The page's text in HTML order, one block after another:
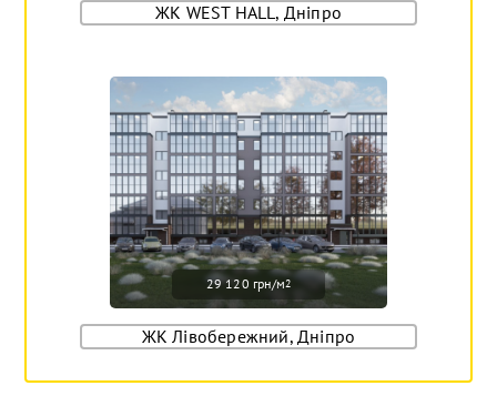
ЖК WEST HALL, Дніпро
29 120 грн/м2
ЖК Лівобережний, Дніпро